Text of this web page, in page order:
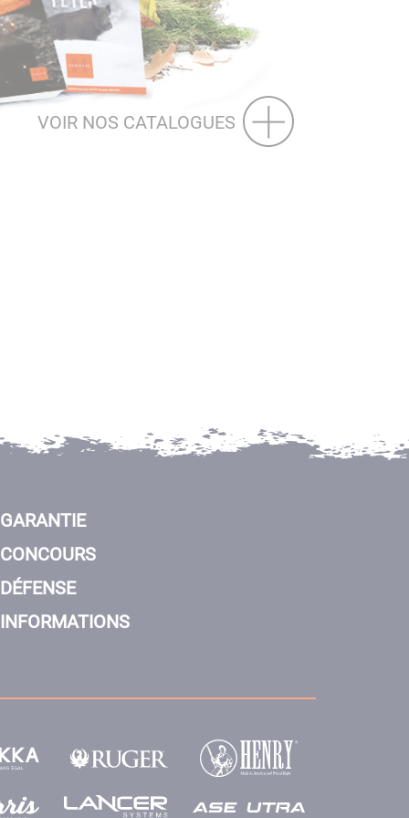
VOIR NOS CATALOGUES
GARANTIE
CONCOURS
DÉFENSE
INFORMATIONS